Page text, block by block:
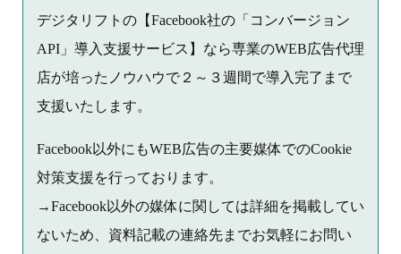
デジタリフトの【Facebook社の「コンバージョン
API」導入支援サービス】なら専業のWEB広告代理
店が培ったノウハウで２～３週間で導入完了まで
支援いたします。
Facebook以外にもWEB広告の主要媒体でのCookie
対策支援を行っております。
→Facebook以外の媒体に関しては詳細を掲載してい
ないため、資料記載の連絡先までお気軽にお問い